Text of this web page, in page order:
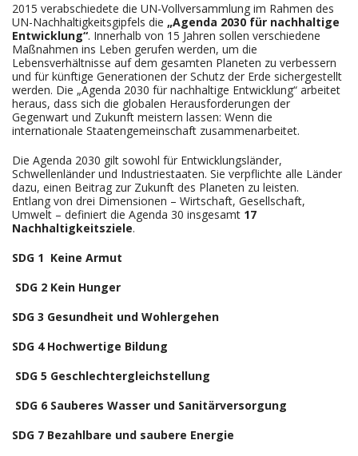
2015 verabschiedete die UN-Vollversammlung im Rahmen des
UN-Nachhaltigkeitsgipfels die „Agenda 2030 für nachhaltige
Entwicklung“. Innerhalb von 15 Jahren sollen verschiedene
Maßnahmen ins Leben gerufen werden, um die
Lebensverhältnisse auf dem gesamten Planeten zu verbessern
und für künftige Generationen der Schutz der Erde sichergestellt
werden. Die „Agenda 2030 für nachhaltige Entwicklung“ arbeitet
heraus, dass sich die globalen Herausforderungen der
Gegenwart und Zukunft meistern lassen: Wenn die
internationale Staatengemeinschaft zusammenarbeitet.
Die Agenda 2030 gilt sowohl für Entwicklungsländer,
Schwellenländer und Industriestaaten. Sie verpflichte alle Länder
dazu, einen Beitrag zur Zukunft des Planeten zu leisten.
Entlang von drei Dimensionen – Wirtschaft, Gesellschaft,
Umwelt – definiert die Agenda 30 insgesamt 17
Nachhaltigkeitsziele.
SDG 1 Keine Armut
SDG 2 Kein Hunger
SDG 3 Gesundheit und Wohlergehen
SDG 4 Hochwertige Bildung
SDG 5 Geschlechtergleichstellung
SDG 6 Sauberes Wasser und Sanitärversorgung
SDG 7 Bezahlbare und saubere Energie